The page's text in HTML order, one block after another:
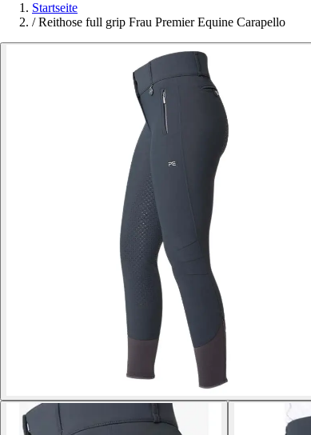
Startseite
/ Reithose full grip Frau Premier Equine Carapello